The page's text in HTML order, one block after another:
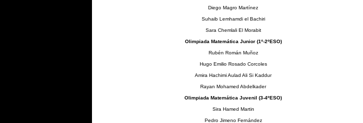
Diego Magro Martínez
Suhaib Lemhamdi el Bachiri
Sara Chemlali El Morabit
Olimpiada Matemática Junior (1º-2ºESO)
Rubén Román Muñoz
Hugo Emilio Rosado Corcoles
Amira Hachimi Aulad Ali Si Kaddur
Rayan Mohamed Abdelkader
Olimpiada Matemática Juvenil (3-4ºESO)
Sira Hamed Martin
Pedro Jimeno Fernández